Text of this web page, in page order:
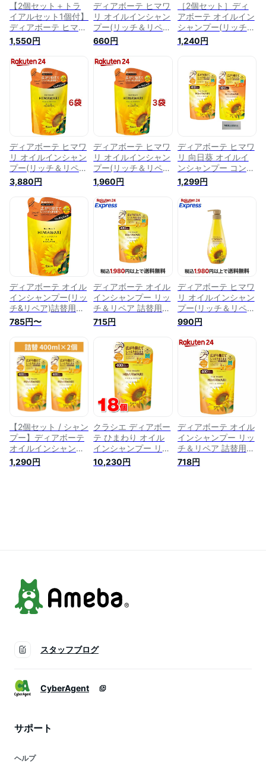
【2個セット＋トラ
イアルセット1個付】
ディアボーテ ヒマワ
リ オイルインシャン
プー(リッチ＆リペ
ア)詰替用(360ml)
1,550円
ディアボーテ ヒマワ
リ オイルインシャン
プー(リッチ＆リペ
ア)詰替用(360ml)
【ディアボーテ
(Dear Beaute)】
660円
［2個セット］ディ
アボーテ オイルイン
シャンプー(リッチ&
リペア)詰替用
360mL入り×2個
1,240円
ディアボーテ ヒマワ
リ オイルインシャン
プー(リッチ＆リペ
ア)詰替用(360ml*6
袋セット)【ディアボ
ーテ(Dear Beaute)】
3,880円
ディアボーテ ヒマワ
リ オイルインシャン
プー(リッチ＆リペ
ア)詰替用(360ml*3
袋セット)【ディアボ
ーテ(Dear Beaute)】
1,960円
ディアボーテ ヒマワ
リ 向日葵 オイルイ
ンシャンプー コンデ
ィショナー リッチ&
リペア 詰替用
400ml (シャンプー
コンディショナーセ
1,299円
ディアボーテ オイル
インシャンプー(リッ
チ&リペア)詰替用
360mL
785円〜
ディアボーテ オイル
インシャンプー リッ
チ＆リペア 詰替用
400ml 【ディアボー
テ(Dear Beaute)】
シャンプー
715円
ディアボーテ ヒマワ
リ オイルインシャン
プー(リッチ＆リペ
ア)ポンプ 500ml
【ディアボーテ
(Dear Beaute)】 シ
ャンプー
990円
【2個セット / シャン
プー】ディアボーテ
オイルインシャンプ
ー リッチ＆リペア
詰替 400ml × 2個 ク
1,290円
クラシエ ディアボー
テ ひまわり オイル
インシャンプー リッ
チ＆リペア 詰替
400mL ×18個 ●
10,230円
ディアボーテ オイル
インシャンプー リッ
チ＆リペア 詰替用
(400ml)【ディアボ
ーテ(Dear Beaute)】
718円
スタッフブログ
CyberAgent
サポート
ヘルプ